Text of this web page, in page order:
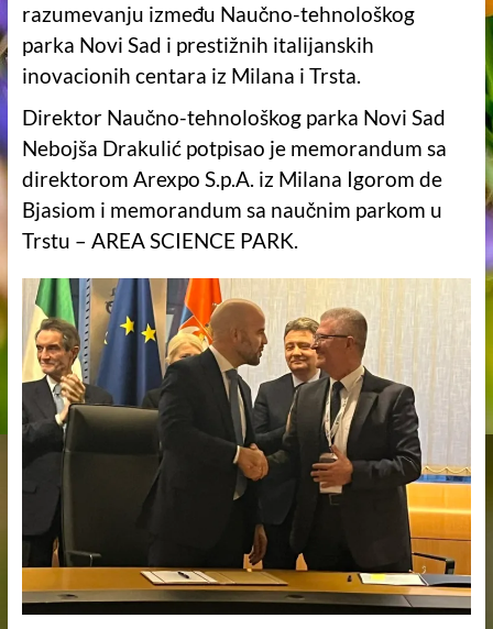
razumevanju između Naučno-tehnološkog
parka Novi Sad i prestižnih italijanskih
inovacionih centara iz Milana i Trsta.
Direktor Naučno-tehnološkog parka Novi Sad
Nebojša Drakulić potpisao je memorandum sa
direktorom Arexpo S.p.A. iz Milana Igorom de
Bjasiom i memorandum sa naučnim parkom u
Trstu – AREA SCIENCE PARK.